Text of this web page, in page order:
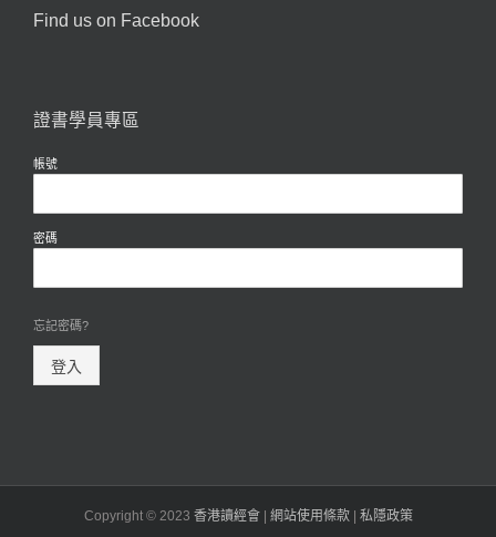
Find us on Facebook
證書學員專區
帳號
密碼
忘記密碼?
登入
Copyright © 2023 香港讀經會| 網站使用條款| 私隱政策